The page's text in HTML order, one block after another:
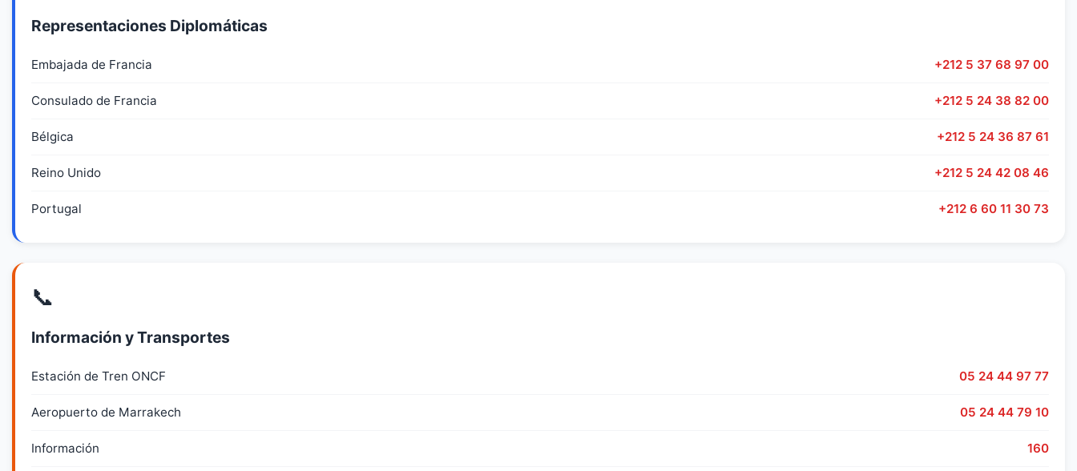
Representaciones Diplomáticas
Embajada de Francia +212 5 37 68 97 00
Consulado de Francia +212 5 24 38 82 00
Bélgica +212 5 24 36 87 61
Reino Unido +212 5 24 42 08 46
Portugal +212 6 60 11 30 73
📞
Información y Transportes
Estación de Tren ONCF 05 24 44 97 77
Aeropuerto de Marrakech 05 24 44 79 10
Información 160